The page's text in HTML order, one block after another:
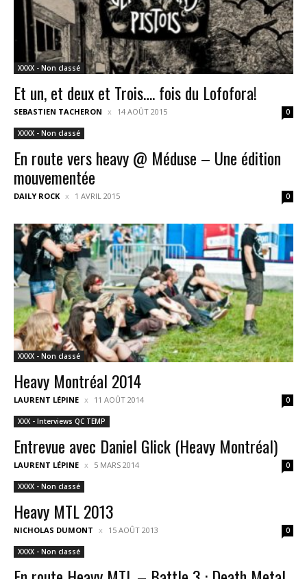
XXXX - Non classé
Et un, et deux et Trois…. fois du Lofofora!
SEBASTIEN TACHERON 14 AOÛT 2015 0
XXXX - Non classé
En route vers heavy @ Méduse – Une édition
mouvementée
DAILY ROCK 1 AVRIL 2015 0
XXXX - Non classé
Heavy Montréal 2014
LAURENT LÉPINE 11 AOÛT 2014 0
XXX - Interviews QC TEMP
Entrevue avec Daniel Glick (Heavy Montréal)
LAURENT LÉPINE 5 MARS 2014 0
XXXX - Non classé
Heavy MTL 2013
NICHOLAS DUMONT 15 AOÛT 2013 0
XXXX - Non classé